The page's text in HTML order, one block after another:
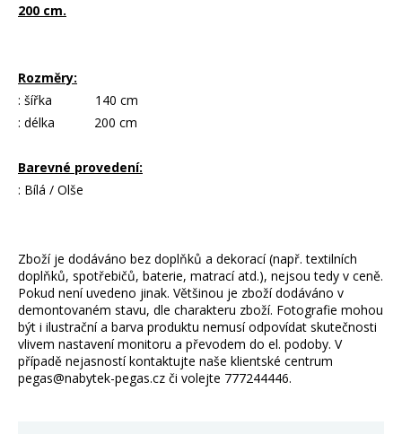
200 cm.
Rozměry:
: šířka 140 cm
: délka 200 cm
Barevné provedení:
: Bílá / Olše
Zboží je dodáváno bez doplňků a dekorací (např. textilních
doplňků, spotřebičů, baterie, matrací atd.), nejsou tedy v ceně.
Pokud není uvedeno jinak. Většinou je zboží dodáváno v
demontovaném stavu, dle charakteru zboží. Fotografie mohou
být i ilustrační a barva produktu nemusí odpovídat skutečnosti
vlivem nastavení monitoru a převodem do el. podoby. V
případě nejasností kontaktujte naše klientské centrum
pegas@nabytek-pegas.cz či volejte 777244446.